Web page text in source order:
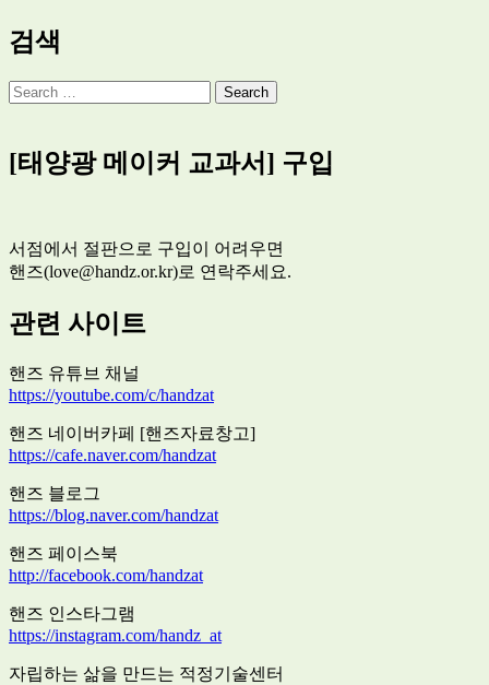
검색
Search
[태양광 메이커 교과서] 구입
서점에서 절판으로 구입이 어려우면
핸즈(love@handz.or.kr)로 연락주세요.
관련 사이트
핸즈 유튜브 채널
https://youtube.com/c/handzat
핸즈 네이버카페 [핸즈자료창고]
https://cafe.naver.com/handzat
핸즈 블로그
https://blog.naver.com/handzat
핸즈 페이스북
http://facebook.com/handzat
핸즈 인스타그램
https://instagram.com/handz_at
자립하는 삶을 만드는 적정기술센터